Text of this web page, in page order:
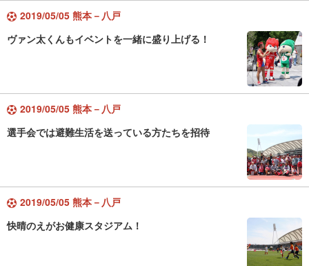
2019/05/05 熊本－八戸
ヴァン太くんもイベントを一緒に盛り上げる！
2019/05/05 熊本－八戸
選手会では避難生活を送っている方たちを招待
2019/05/05 熊本－八戸
快晴のえがお健康スタジアム！